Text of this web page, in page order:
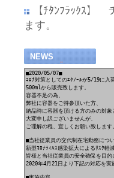
【ﾁﾀﾝﾌﾗｯｸｽ】
ます。
NEWS